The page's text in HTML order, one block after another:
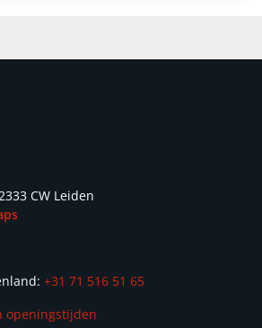
CW Leiden
+31 71 516 51 65
openingstijden